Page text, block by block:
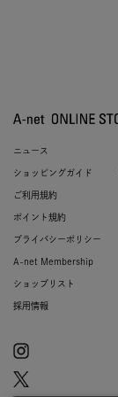
ニュース
ショッピングガイド
ご利用規約
ポイント規約
プライバシーポリシー
A-net Membership
ショップリスト
採用情報